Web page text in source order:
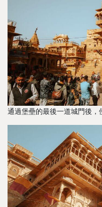
通過堡壘的最後一道城門後，